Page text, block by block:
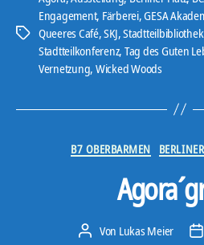
P
Schlagwörter
Engagement, Färberei,GESA
Queeres Café,SKJ,
Stadtteilkonferenz, Tag des Guten
Vernetzung, Wicked Woods
B7 OBERBARMEN
Beitragsautor
Von Lukas Meier